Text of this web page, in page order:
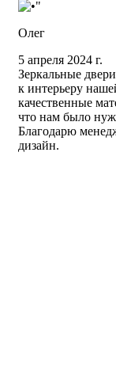
Олег
5 апреля 2024 г.
Зеркальные
к интерьеру
качественные
что нам было
Благодарю
дизайн.